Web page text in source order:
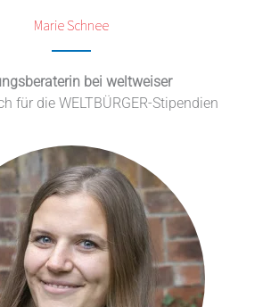
Marie Schnee
bei weltweiser
für die WELTBÜRGER-Stipendien